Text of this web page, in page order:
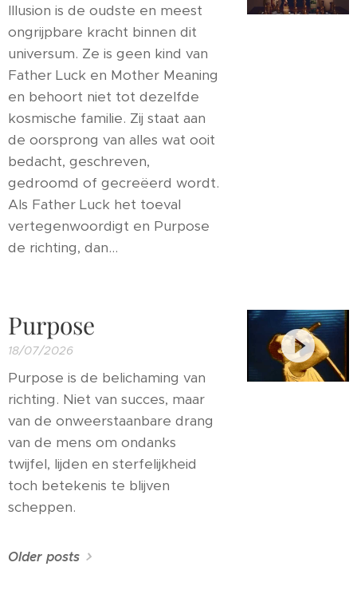
Illusion is de oudste en meest
ongrijpbare kracht binnen dit
universum. Ze is geen kind van
Father Luck en Mother Meaning
en behoort niet tot dezelfde
kosmische familie. Zij staat aan
de oorsprong van alles wat ooit
bedacht, geschreven,
gedroomd of gecreëerd wordt.
Als Father Luck het toeval
vertegenwoordigt en Purpose
de richting, dan...
Purpose
18/07/2026
Purpose is de belichaming van
richting. Niet van succes, maar
van de onweerstaanbare drang
van de mens om ondanks
twijfel, lijden en sterfelijkheid
toch betekenis te blijven
scheppen.
Older posts